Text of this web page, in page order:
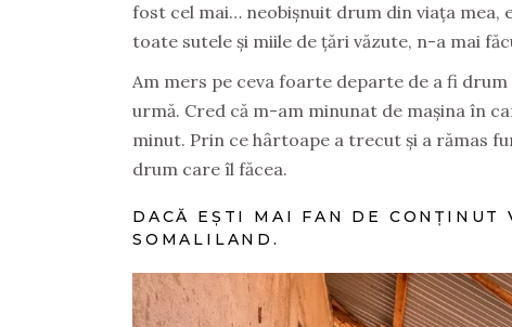
fost cel mai… neobișnuit drum din viața mea,
toate sutele și miile de țări văzute, n-a mai
Am mers pe ceva foarte departe de a fi
urmă. Cred că m-am minunat de mașina în
minut. Prin ce hârtoape a trecut și a rămas
drum care îl făcea.
DACĂ EȘTI MAI FAN DE
SOMALILAND.